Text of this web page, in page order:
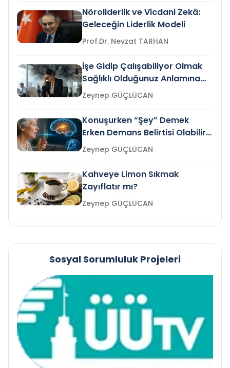
Nöroliderlik ve Vicdani Zekâ:
Geleceğin Liderlik Modeli
Prof.Dr. Nevzat TARHAN
İşe Gidip Çalışabiliyor Olmak
Sağlıklı Olduğunuz Anlamına
Gelir mi?Zeynep GÜÇLÜCAN
Konuşurken “Şey” Demek
Erken Demans Belirtisi Olabilir
mi?
Zeynep GÜÇLÜCAN
Kahveye Limon Sıkmak
Zayıflatır mı?
Zeynep GÜÇLÜCAN
Sosyal Sorumluluk Projeleri